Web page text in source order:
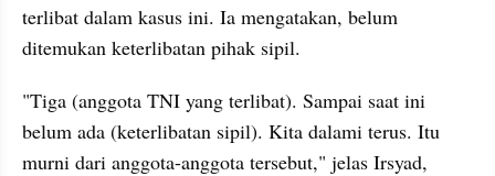
terlibat dalam kasus ini. Ia mengatakan, belum
ditemukan keterlibatan pihak sipil.
"Tiga (anggota TNI yang terlibat). Sampai saat ini
belum ada (keterlibatan sipil). Kita dalami terus. Itu
murni dari anggota-anggota tersebut," jelas Irsyad,